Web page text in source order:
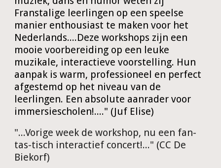
Franstalige leerlingen op een speelse
manier enthousiast te maken voor het
Nederlands....Deze workshops zijn een
mooie voorbereiding op een leuke
muzikale, interactieve voorstelling. Hun
aanpak is warm, professioneel en perfect
afgestemd op het niveau van de
leerlingen. Een absolute aanrader voor
immersiescholen!...." (Juf Elise)
"...Vorige week de workshop, nu een fan-
tas-tisch interactief concert!..." (CC De
Biekorf)